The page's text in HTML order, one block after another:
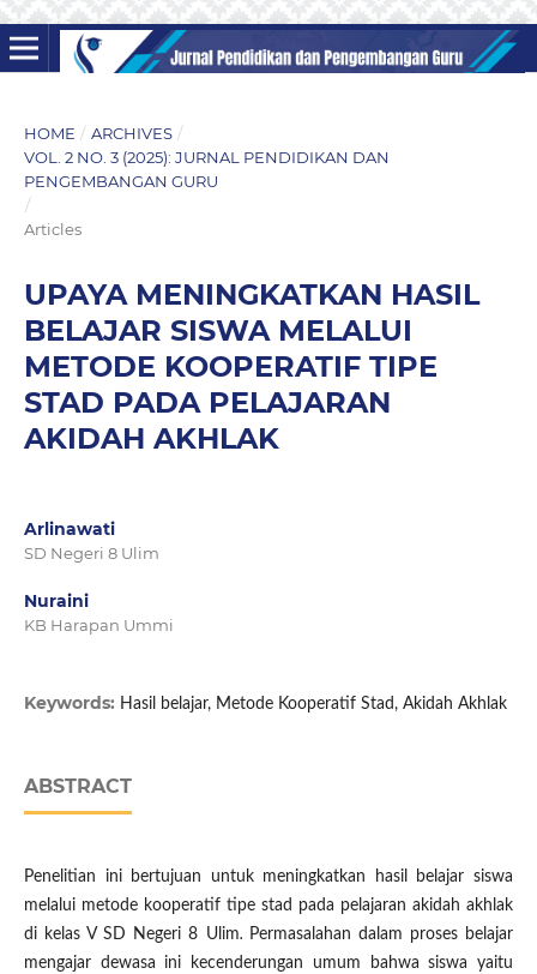
HOME / ARCHIVES /
VOL. 2 NO. 3 (2025): JURNAL PENDIDIKAN DAN
PENGEMBANGAN GURU
/
Articles
UPAYA MENINGKATKAN HASIL
BELAJAR SISWA MELALUI
METODE KOOPERATIF TIPE
STAD PADA PELAJARAN
AKIDAH AKHLAK
Arlinawati
SD Negeri 8 Ulim
Nuraini
KB Harapan Ummi
Keywords: Hasil belajar, Metode Kooperatif Stad, Akidah Akhlak
ABSTRACT
Penelitian ini bertujuan untuk meningkatkan hasil belajar siswa
melalui metode kooperatif tipe stad pada pelajaran akidah akhlak
di kelas V SD Negeri 8 Ulim. Permasalahan dalam proses belajar
mengajar dewasa ini kecenderungan umum bahwa siswa yaitu